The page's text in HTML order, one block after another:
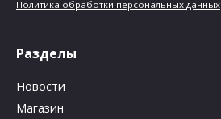
Политика обработки персональных данных
Разделы
Новости
Магазин